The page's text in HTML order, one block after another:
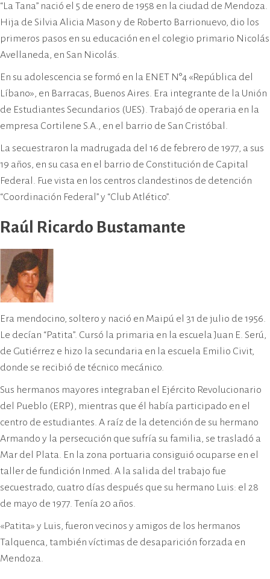
“La Tana” nació el 5 de enero de 1958 en la ciudad de Mendoza.
Hija de Silvia Alicia Mason y de Roberto Barrionuevo, dio los
primeros pasos en su educación en el colegio primario Nicolás
Avellaneda, en San Nicolás.
En su adolescencia se formó en la ENET N°4 «República del
Líbano», en Barracas, Buenos Aires. Era integrante de la Unión
de Estudiantes Secundarios (UES). Trabajó de operaria en la
empresa Cortilene S.A., en el barrio de San Cristóbal.
La secuestraron la madrugada del 16 de febrero de 1977, a sus
19 años, en su casa en el barrio de Constitución de Capital
Federal. Fue vista en los centros clandestinos de detención
“Coordinación Federal” y “Club Atlético”.
Raúl Ricardo Bustamante
Era mendocino, soltero y nació en Maipú el 31 de julio de 1956.
Le decían “Patita”. Cursó la primaria en la escuela Juan E. Serú,
de Gutiérrez e hizo la secundaria en la escuela Emilio Civit,
donde se recibió de técnico mecánico.
Sus hermanos mayores integraban el Ejército Revolucionario
del Pueblo (ERP), mientras que él había participado en el
centro de estudiantes. A raíz de la detención de su hermano
Armando y la persecución que sufría su familia, se trasladó a
Mar del Plata. En la zona portuaria consiguió ocuparse en el
taller de fundición Inmed. A la salida del trabajo fue
secuestrado, cuatro días después que su hermano Luis: el 28
de mayo de 1977. Tenía 20 años.
«Patita» y Luis, fueron vecinos y amigos de los hermanos
Talquenca, también víctimas de desaparición forzada en
Mendoza.